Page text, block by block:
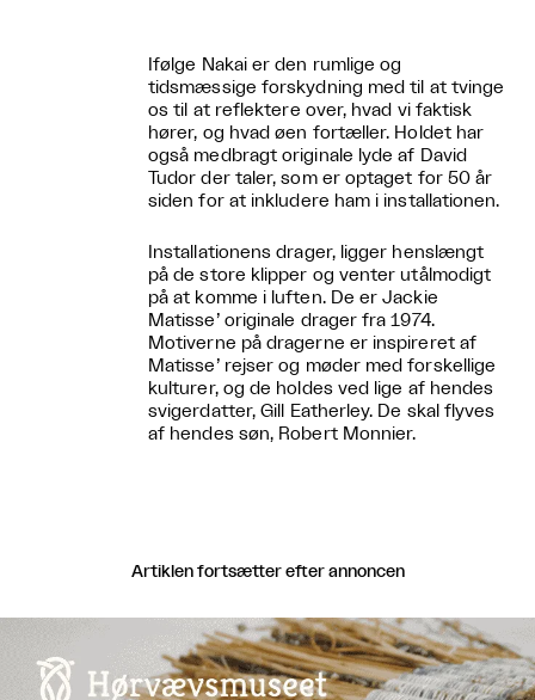
Ifølge Nakai er den rumlige og
tidsmæssige forskydning med til at tvinge
os til at reflektere over, hvad vi faktisk
hører, og hvad øen fortæller. Holdet har
også medbragt originale lyde af David
Tudor der taler, som er optaget for 50 år
siden for at inkludere ham i installationen.
Installationens drager, ligger henslængt
på de store klipper og venter utålmodigt
på at komme i luften. De er Jackie
Matisse’ originale drager fra 1974.
Motiverne på dragerne er inspireret af
Matisse’ rejser og møder med forskellige
kulturer, og de holdes ved lige af hendes
svigerdatter, Gill Eatherley. De skal flyves
af hendes søn, Robert Monnier.
Artiklen fortsætter efter annoncen